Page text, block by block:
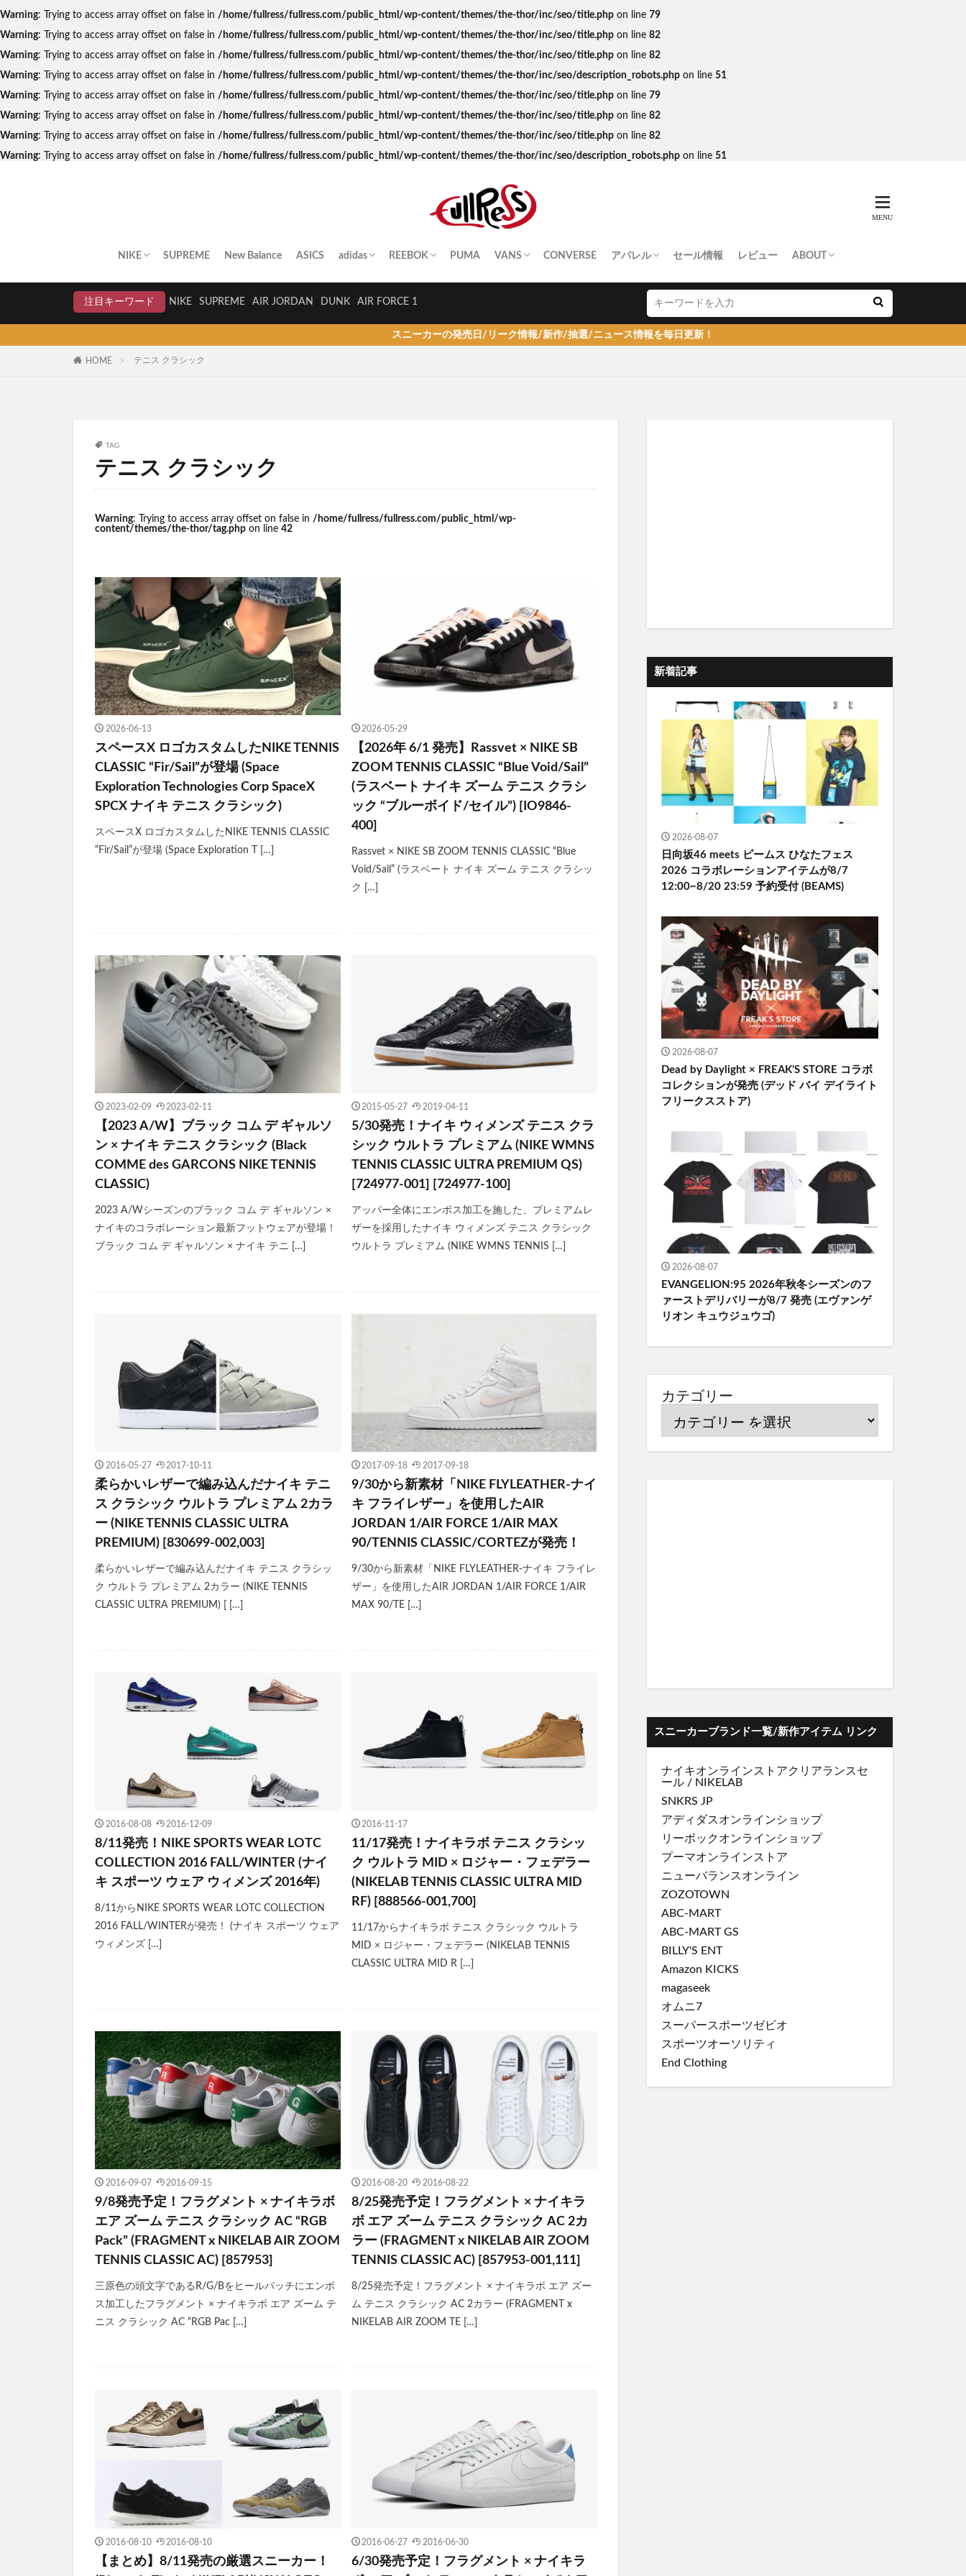
Warning: Trying to access array offset on false in /home/fullress/fullress.com/public_html/wp-content/themes/the-thor/inc/seo/title.php on line 79
Warning: Trying to access array offset on false in /home/fullress/fullress.com/public_html/wp-content/themes/the-thor/inc/seo/title.php on line 82
Warning: Trying to access array offset on false in /home/fullress/fullress.com/public_html/wp-content/themes/the-thor/inc/seo/title.php on line 82
Warning: Trying to access array offset on false in /home/fullress/fullress.com/public_html/wp-content/themes/the-thor/inc/seo/description_robots.php on line 51
Warning: Trying to access array offset on false in /home/fullress/fullress.com/public_html/wp-content/themes/the-thor/inc/seo/title.php on line 79
Warning: Trying to access array offset on false in /home/fullress/fullress.com/public_html/wp-content/themes/the-thor/inc/seo/title.php on line 82
Warning: Trying to access array offset on false in /home/fullress/fullress.com/public_html/wp-content/themes/the-thor/inc/seo/title.php on line 82
Warning: Trying to access array offset on false in /home/fullress/fullress.com/public_html/wp-content/themes/the-thor/inc/seo/description_robots.php on line 51
NIKE SUPREME New Balance ASICS adidas REEBOK PUMA VANS CONVERSE アパレル セール情報 レビュー ABOUT
注目キーワード
NIKE SUPREME AIR JORDAN DUNK AIR FORCE 1
スニーカーの発売日/リーク情報/新作/抽選/ニュース情報を毎日更新！
HOME テニス クラシック
TAG
テニス クラシック
Warning: Trying to access array offset on false in /home/fullress/fullress.com/public_html/wp-
content/themes/the-thor/tag.php on line 42
2026-06-13
スペースX ロゴカスタムしたNIKE TENNIS
CLASSIC “Fir/Sail”が登場 (Space
Exploration Technologies Corp SpaceX
SPCX ナイキ テニス クラシック)
スペースX ロゴカスタムしたNIKE TENNIS CLASSIC
“Fir/Sail”が登場 (Space Exploration T […]
2026-05-29
【2026年 6/1 発売】Rassvet × NIKE SB
ZOOM TENNIS CLASSIC “Blue Void/Sail”
(ラスベート ナイキ ズーム テニス クラシ
ック “ブルーボイド/セイル”) [IO9846-
400]
Rassvet × NIKE SB ZOOM TENNIS CLASSIC “Blue
Void/Sail” (ラスベート ナイキ ズーム テニス クラシッ
ク […]
2023-02-09 2023-02-11
【2023 A/W】ブラック コム デ ギャルソ
ン × ナイキ テニス クラシック (Black
COMME des GARCONS NIKE TENNIS
CLASSIC)
2023 A/Wシーズンのブラック コム デ ギャルソン ×
ナイキのコラボレーション最新フットウェアが登場！
ブラック コム デ ギャルソン × ナイキ テニ […]
2015-05-27 2019-04-11
5/30発売！ナイキ ウィメンズ テニス クラ
シック ウルトラ プレミアム (NIKE WMNS
TENNIS CLASSIC ULTRA PREMIUM QS)
[724977-001] [724977-100]
アッパー全体にエンボス加工を施した、プレミアムレ
ザーを採用したナイキ ウィメンズ テニス クラシック
ウルトラ プレミアム (NIKE WMNS TENNIS […]
2016-05-27 2017-10-11
柔らかいレザーで編み込んだナイキ テニ
ス クラシック ウルトラ プレミアム 2カラ
ー (NIKE TENNIS CLASSIC ULTRA
PREMIUM) [830699-002,003]
柔らかいレザーで編み込んだナイキ テニス クラシッ
ク ウルトラ プレミアム 2カラー (NIKE TENNIS
CLASSIC ULTRA PREMIUM) [ […]
2017-09-18 2017-09-18
9/30から新素材「NIKE FLYLEATHER-ナイ
キ フライレザー」を使用したAIR
JORDAN 1/AIR FORCE 1/AIR MAX
90/TENNIS CLASSIC/CORTEZが発売！
9/30から新素材「NIKE FLYLEATHER-ナイキ フライレ
ザー」を使用したAIR JORDAN 1/AIR FORCE 1/AIR
MAX 90/TE […]
2016-08-08 2016-12-09
8/11発売！NIKE SPORTS WEAR LOTC
COLLECTION 2016 FALL/WINTER (ナイ
キ スポーツ ウェア ウィメンズ 2016年)
8/11からNIKE SPORTS WEAR LOTC COLLECTION
2016 FALL/WINTERが発売！ (ナイキ スポーツ ウェア
ウィメンズ […]
2016-11-17
11/17発売！ナイキラボ テニス クラシッ
ク ウルトラ MID × ロジャー・フェデラー
(NIKELAB TENNIS CLASSIC ULTRA MID
RF) [888566-001,700]
11/17からナイキラボ テニス クラシック ウルトラ
MID × ロジャー・フェデラー (NIKELAB TENNIS
CLASSIC ULTRA MID R […]
2016-09-07 2016-09-15
9/8発売予定！フラグメント × ナイキラボ
エア ズーム テニス クラシック AC “RGB
Pack” (FRAGMENT x NIKELAB AIR ZOOM
TENNIS CLASSIC AC) [857953]
三原色の頭文字であるR/G/Bをヒールパッチにエンボ
ス加工したフラグメント × ナイキラボ エア ズーム テ
ニス クラシック AC “RGB Pac […]
2016-08-20 2016-08-22
8/25発売予定！フラグメント × ナイキラ
ボ エア ズーム テニス クラシック AC 2カ
ラー (FRAGMENT x NIKELAB AIR ZOOM
TENNIS CLASSIC AC) [857953-001,111]
8/25発売予定！フラグメント × ナイキラボ エア ズー
ム テニス クラシック AC 2カラー (FRAGMENT x
NIKELAB AIR ZOOM TE […]
2016-08-10 2016-08-10
【まとめ】8/11発売の厳選スニーカー！
2016-06-27 2016-06-30
6/30発売予定！フラグメント × ナイキラ
新着記事
2026-08-07
日向坂46 meets ビームス ひなたフェス
2026 コラボレーションアイテムが8/7
12:00~8/20 23:59 予約受付 (BEAMS)
2026-08-07
Dead by Daylight × FREAK’S STORE コラボ
コレクションが発売 (デッド バイ デイライト
フリークスストア)
2026-08-07
EVANGELION:95 2026年秋冬シーズンのフ
ァーストデリバリーが8/7 発売 (エヴァンゲ
リオン キュウジュウゴ)
カテゴリー
スニーカーブランド一覧/新作アイテム リンク
ナイキオンラインストアクリアランスセ
ール / NIKELAB
SNKRS JP
アディダスオンラインショップ
リーボックオンラインショップ
プーマオンラインストア
ニューバランスオンライン
ZOZOTOWN
ABC-MART
ABC-MART GS
BILLY'S ENT
Amazon KICKS
magaseek
オムニ7
スーパースポーツゼビオ
スポーツオーソリティ
End Clothing